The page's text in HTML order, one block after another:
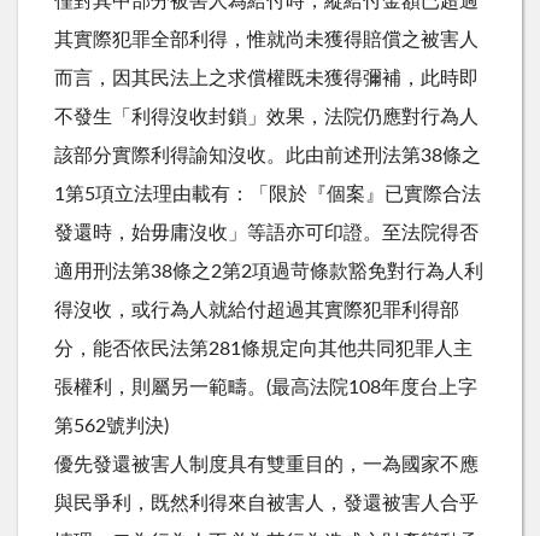
其實際犯罪全部利得，惟就尚未獲得賠償之被害人
而言，因其民法上之求償權既未獲得彌補，此時即
不發生「利得沒收封鎖」效果，法院仍應對行為人
該部分實際利得諭知沒收。此由前述刑法第38條之
1第5項立法理由載有：「限於『個案』已實際合法
發還時，始毋庸沒收」等語亦可印證。至法院得否
適用刑法第38條之2第2項過苛條款豁免對行為人利
得沒收，或行為人就給付超過其實際犯罪利得部
分，能否依民法第281條規定向其他共同犯罪人主
張權利，則屬另一範疇。(最高法院108年度台上字
第562號判決)
優先發還被害人制度具有雙重目的，一為國家不應
與民爭利，既然利得來自被害人，發還被害人合乎